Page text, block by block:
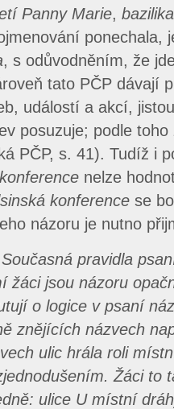
Panny Marie,
ponechala,
, s odůvodněním, že
tato PČP dávají
událostí a akcí,
posuzuje; podle
PČP, s. 41). Tudíž i
nelze
konference se
názoru je nutno
Současná pravidla
žáci jsou názoru
o logice v psaní
znějících názvech
ulic hrála roli
Žáci to
ulice U místní